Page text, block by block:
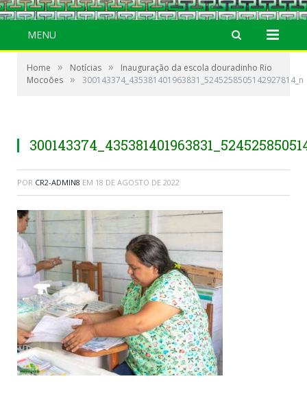
MENU
Home » Notícias »
Inauguração da escola douradinho Rio
Mocoões » 300143374_435381401963831_5245258505142927814_n
POR CR2-ADMIN8 EM 18 DE AGOSTO DE 2022